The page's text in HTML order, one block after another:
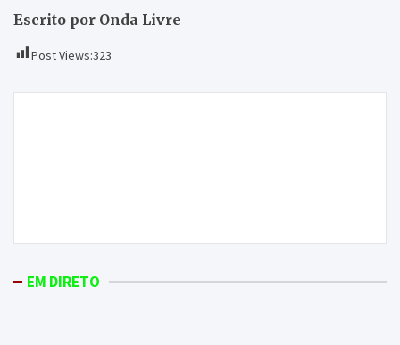
Escrito por Onda Livre
Post Views:323
artigos
EM DIRETO